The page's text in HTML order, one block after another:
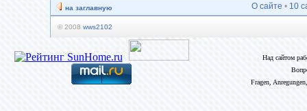
на заглавную О сайте • 10
© 2008 wws2102
Над сайтом
Fragen,